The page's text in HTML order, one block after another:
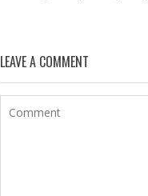
LEAVE A COMMENT